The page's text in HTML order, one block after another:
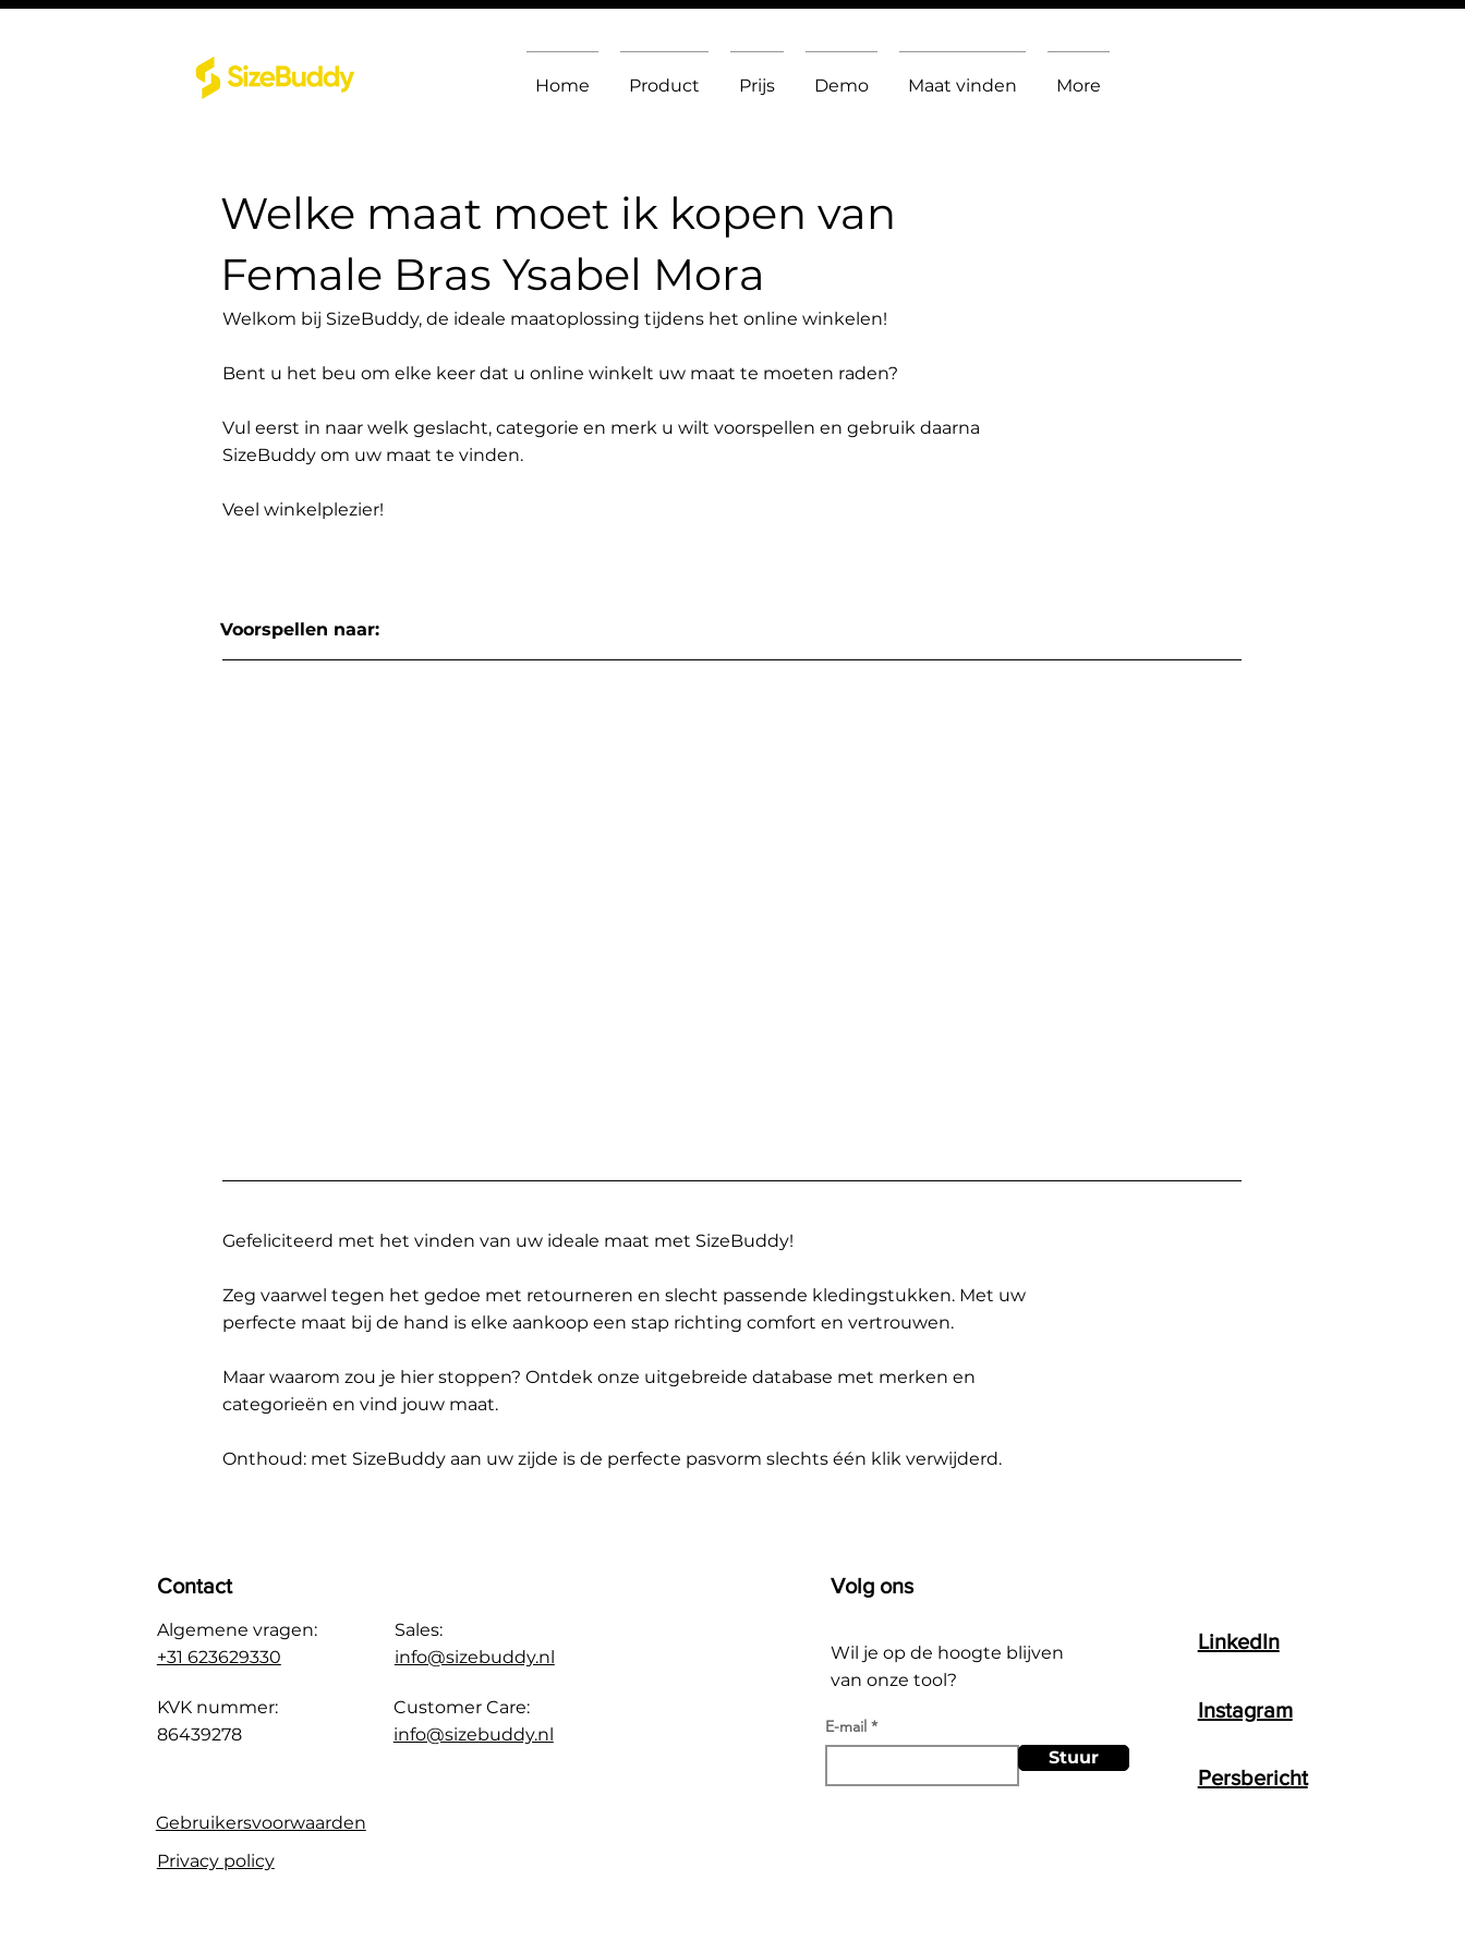
Home Product Prijs Demo Maat vinden More
Welke maat moet ik kopen van
Female Bras Ysabel Mora
Welkom bij SizeBuddy, de ideale maatoplossing tijdens het online winkelen!
Bent u het beu om elke keer dat u online winkelt uw maat te moeten raden?
Vul eerst in naar welk geslacht, categorie en merk u wilt voorspellen en gebruik daarna
SizeBuddy om uw maat te vinden.
Veel winkelplezier!
Voorspellen naar:
Gefeliciteerd met het vinden van uw ideale maat met SizeBuddy!
Zeg vaarwel tegen het gedoe met retourneren en slecht passende kledingstukken. Met uw
perfecte maat bij de hand is elke aankoop een stap richting comfort en vertrouwen.
Maar waarom zou je hier stoppen? Ontdek onze uitgebreide database met merken en
categorieën en vind jouw maat.
Onthoud: met SizeBuddy aan uw zijde is de perfecte pasvorm slechts één klik verwijderd.
Contact
Algemene vragen:
+31 623629330
KVK nummer:
86439278
Sales:
info@sizebuddy.nl
Customer Care:
info@sizebuddy.nl
Gebruikersvoorwaarden
Privacy policy
Volg ons
Wil je op de hoogte blijven
van onze tool?
E-mail
Stuur
LinkedIn
Instagram
Persbericht